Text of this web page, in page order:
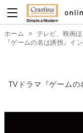
ダイニングテーブルセッ
ホーム > テレビ、映画
『ゲームの名は誘拐』イ
TVドラマ『ゲームの